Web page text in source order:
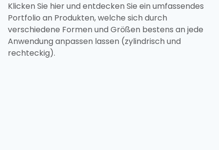
Klicken Sie hier und entdecken Sie ein umfassendes
Portfolio an Produkten, welche sich durch
verschiedene Formen und Größen bestens an jede
Anwendung anpassen lassen (zylindrisch und
rechteckig).